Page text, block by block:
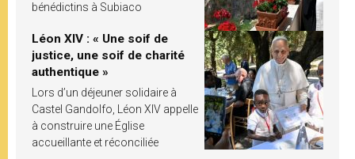
bénédictins à Subiaco
Léon XIV : « Une soif de
justice, une soif de charité
authentique »
Lors d’un déjeuner solidaire à
Castel Gandolfo, Léon XIV appelle
à construire une Église
accueillante et réconciliée